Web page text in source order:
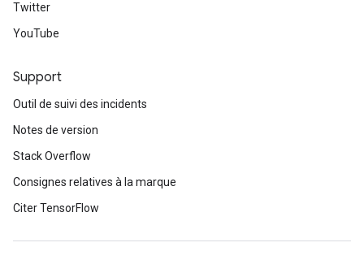
Twitter
YouTube
Support
Outil de suivi des incidents
Notes de version
Stack Overflow
Consignes relatives à la marque
Citer TensorFlow